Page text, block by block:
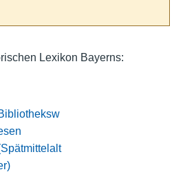
Lexikon Bayerns: